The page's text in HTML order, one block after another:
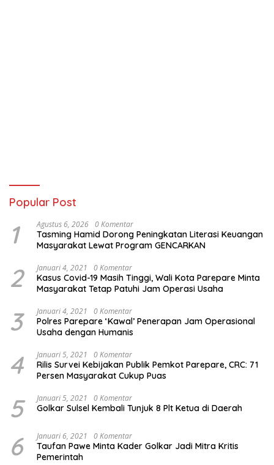
Popular Post
1 Agustus 6, 2026 0 Komentar
Tasming Hamid Dorong Peningkatan Literasi Keuangan
Masyarakat Lewat Program GENCARKAN
2 Januari 4, 2021 0 Komentar
Kasus Covid-19 Masih Tinggi, Wali Kota Parepare Minta
Masyarakat Tetap Patuhi Jam Operasi Usaha
3 Januari 4, 2021 0 Komentar
Polres Parepare ‘Kawal’ Penerapan Jam Operasional
Usaha dengan Humanis
4 Januari 5, 2021 0 Komentar
Rilis Survei Kebijakan Publik Pemkot Parepare, CRC: 71
Persen Masyarakat Cukup Puas
5 Januari 5, 2021 0 Komentar
Golkar Sulsel Kembali Tunjuk 8 Plt Ketua di Daerah
6 Januari 6, 2021 0 Komentar
Taufan Pawe Minta Kader Golkar Jadi Mitra Kritis
Pemerintah